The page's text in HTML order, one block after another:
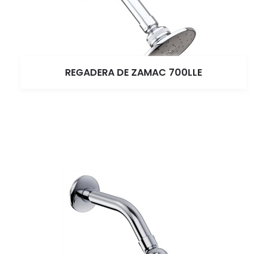
REGADERA DE ZAMAC 700LLE